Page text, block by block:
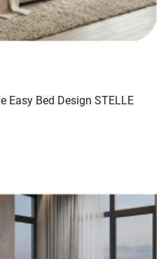
Easy Bed Design STELLE